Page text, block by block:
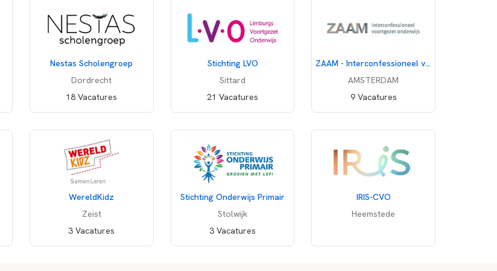
Nestas Scholengroep
Dordrecht
18 Vacatures
Stichting LVO
Sittard
21 Vacatures
ZAAM - Interconfessioneel voortgezet onderwijs
AMSTERDAM
9 Vacatures
WereldKidz
Zeist
3 Vacatures
Stichting Onderwijs Primair
Stolwijk
3 Vacatures
IRIS-CVO
Heemstede
Bekijk schoolprofiel Volgen Waarom volgen?
Adresgegevens
La Bohemedreef 5
3561 KW Utrecht
Utrecht, Nederland
Bereken woon-werk afstand
Deel vacature Print pagina